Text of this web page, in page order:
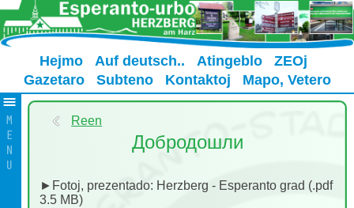
Hejmo Auf deutsch.. Atingeblo
ZEOj
Gazetaro
Subteno Kontaktoj Mapo, Vetero
Reen
Добродошли
►Fotoj, prezentado: Herzberg - Esperanto grad (.pdf
3.5 MB)